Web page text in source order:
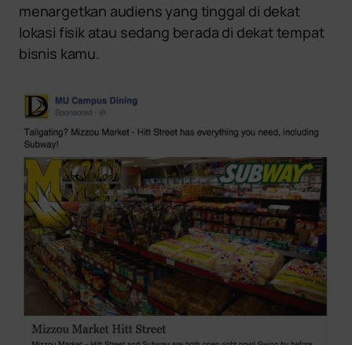
menargetkan audiens yang tinggal di dekat
lokasi fisik atau sedang berada di dekat tempat
bisnis kamu.